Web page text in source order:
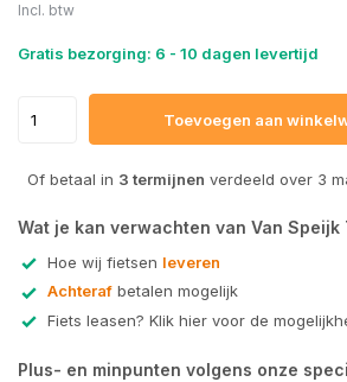
Incl. btw
Gratis bezorging: 6 - 10 dagen levertijd
Toevoegen aan
Of betaal in 3 termijnen verdeeld over 3
Wat je kan verwachten van Van Speijk
Hoe wij fietsen leveren
Achteraf betalen mogelijk
Fiets leasen? Klik hier voor de
Plus- en minpunten volgens onze